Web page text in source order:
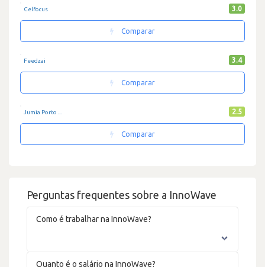
Perguntas frequentes sobre a InnoWave
Como é trabalhar na InnoWave?
Quanto é o salário na InnoWave?
Celfocus 3.0
Comparar
Feedzai 3.4
Comparar
Jumia Porto ... 2.5
Comparar